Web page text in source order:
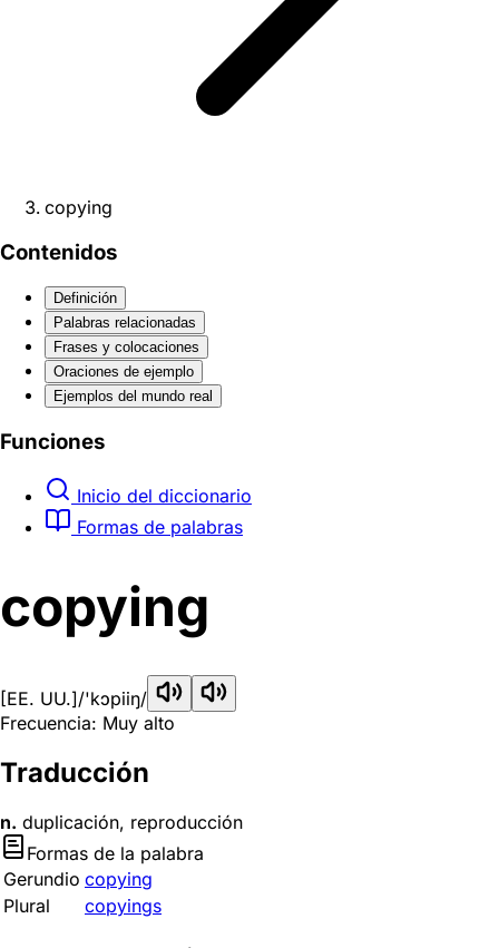
copying
Contenidos
Definición
Palabras relacionadas
Frases y colocaciones
Oraciones de ejemplo
Ejemplos del mundo real
Funciones
Inicio del diccionario
Formas de palabras
copying
[EE. UU.]/'kɔpiiŋ/
Frecuencia: Muy alto
Traducción
n. duplicación, reproducción
Formas de la palabra
Gerundio copying
Plural
copyings